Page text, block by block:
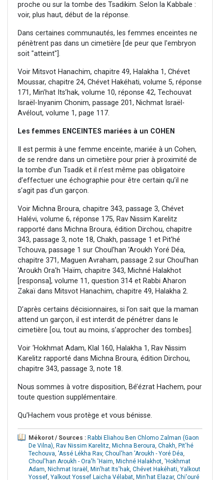
proche ou sur la tombe des Tsadikim. Selon la Kabbale :
voir, plus haut, début de la réponse.
Dans certaines communautés, les femmes enceintes ne
pénètrent pas dans un cimetière [de peur que l'embryon
soit "atteint"].
Voir Mitsvot Hanachim, chapitre 49, Halakha 1, Chévet
Moussar, chapitre 24, Chévet Hakéhati, volume 5, réponse
171, Min’hat Its’hak, volume 10, réponse 42, Techouvat
Israël-Inyanim Chonim, passage 201, Nichmat Israël-
Avélout, volume 1, page 117.
Les femmes ENCEINTES mariées à un COHEN
Il est permis à une femme enceinte, mariée à un Cohen,
de se rendre dans un cimetière pour prier à proximité de
la tombe d'un Tsadik et il n’est même pas obligatoire
d’effectuer une échographie pour être certain qu’il ne
s’agit pas d’un garçon.
Voir Michna Broura, chapitre 343, passage 3, Chévet
Halévi, volume 6, réponse 175, Rav Nissim Karelitz
rapporté dans Michna Broura, édition Dirchou, chapitre
343, passage 3, note 18, Chakh, passage 1 et Pit'hé
Tchouva, passage 1 sur Choul'han 'Aroukh Yoré Déa,
chapitre 371, Maguen Avraham, passage 2 sur Choul'han
'Aroukh Ora'h 'Haïm, chapitre 343, Michné Halakhot
[responsa], volume 11, question 314 et Rabbi Aharon
Zakaï dans Mitsvot Hanachim, chapitre 49, Halakha 2.
D’après certains décisionnaires, si l’on sait que la maman
attend un garçon, il est interdit de pénétrer dans le
cimetière [ou, tout au moins, s’approcher des tombes].
Voir ‘Hokhmat Adam, Klal 160, Halakha 1, Rav Nissim
Karelitz rapporté dans Michna Broura, édition Dirchou,
chapitre 343, passage 3, note 18.
Nous sommes à votre disposition, Bé’ézrat Hachem, pour
toute question supplémentaire.
Qu’Hachem vous protège et vous bénisse.
Mékorot / Sources : Rabbi Eliahou Ben Chlomo Zalman (Gaon
De Vilna), Rav Nissim Karelitz, Michna Beroura, Chakh, Pit'hé
Techouva, 'Assé Lékha Rav, Choul'han 'Aroukh - Yoré Déa,
Choul'han Aroukh - Ora'h 'Haim, Michné Halakhot, 'Hokhmat
Adam, Nichmat Israël , Min'hat Its'hak, Chévet Hakéhati, Yalkout
Yossef, Yalkout Yossef Laicha Vélabat, Min’hat Elazar, Chi'ouré